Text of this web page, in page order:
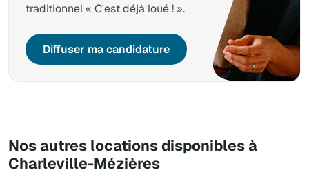
traditionnel « C'est déjà loué ! ».
Diffuser ma candidature
Nos autres locations disponibles à
Charleville-Mézières